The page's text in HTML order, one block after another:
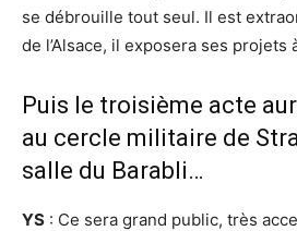
se débrouille tout seul. Il est
de l’Alsace, il exposera ses projets
Puis le troisième acte
au cercle militaire de
salle du Barabli…
YS : Ce sera grand public, très